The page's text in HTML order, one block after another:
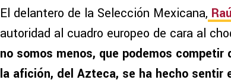
El delantero de la Selección Mexicana,
autoridad al cuadro europeo de cara al
no somos menos, que podemos
la afición, del Azteca, se ha hecho sentir